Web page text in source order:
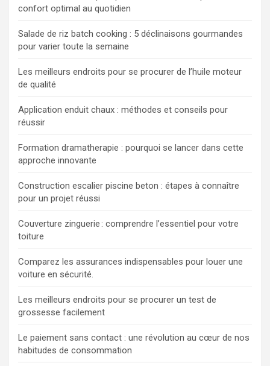
confort optimal au quotidien
Salade de riz batch cooking : 5 déclinaisons gourmandes
pour varier toute la semaine
Les meilleurs endroits pour se procurer de l’huile moteur
de qualité
Application enduit chaux : méthodes et conseils pour
réussir
Formation dramatherapie : pourquoi se lancer dans cette
approche innovante
Construction escalier piscine beton : étapes à connaître
pour un projet réussi
Couverture zinguerie : comprendre l’essentiel pour votre
toiture
Comparez les assurances indispensables pour louer une
voiture en sécurité.
Les meilleurs endroits pour se procurer un test de
grossesse facilement
Le paiement sans contact : une révolution au cœur de nos
habitudes de consommation